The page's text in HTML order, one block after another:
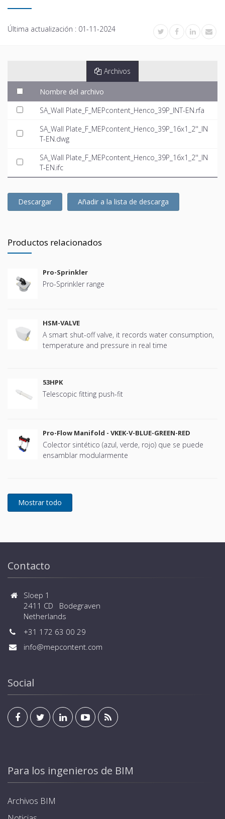
Última actualización : 01-11-2024
Archivos
Nombre del archivo
SA_Wall Plate_F_MEPcontent_Henco_39P_INT-EN.rfa
SA_Wall Plate_F_MEPcontent_Henco_39P_16x1_2''_IN
T-EN.dwg
SA_Wall Plate_F_MEPcontent_Henco_39P_16x1_2''_IN
T-EN.ifc
Descargar Añadir a la lista de descarga
Productos relacionados
Pro-Sprinkler
Pro-Sprinkler range
HSM-VALVE
A smart shut-off valve, it records water consumption,
temperature and pressure in real time
53HPK
Telescopic fitting push-fit
Pro-Flow Manifold - VKEK-V-BLUE-GREEN-RED
Colector sintético (azul, verde, rojo) que se puede
ensamblar modularmente
Contacto
Sloep 1
2411 CD Bodegraven
Netherlands
+31 172 63 00 29
info@mepcontent.com
Social
Para los ingenieros de BIM
Archivos BIM